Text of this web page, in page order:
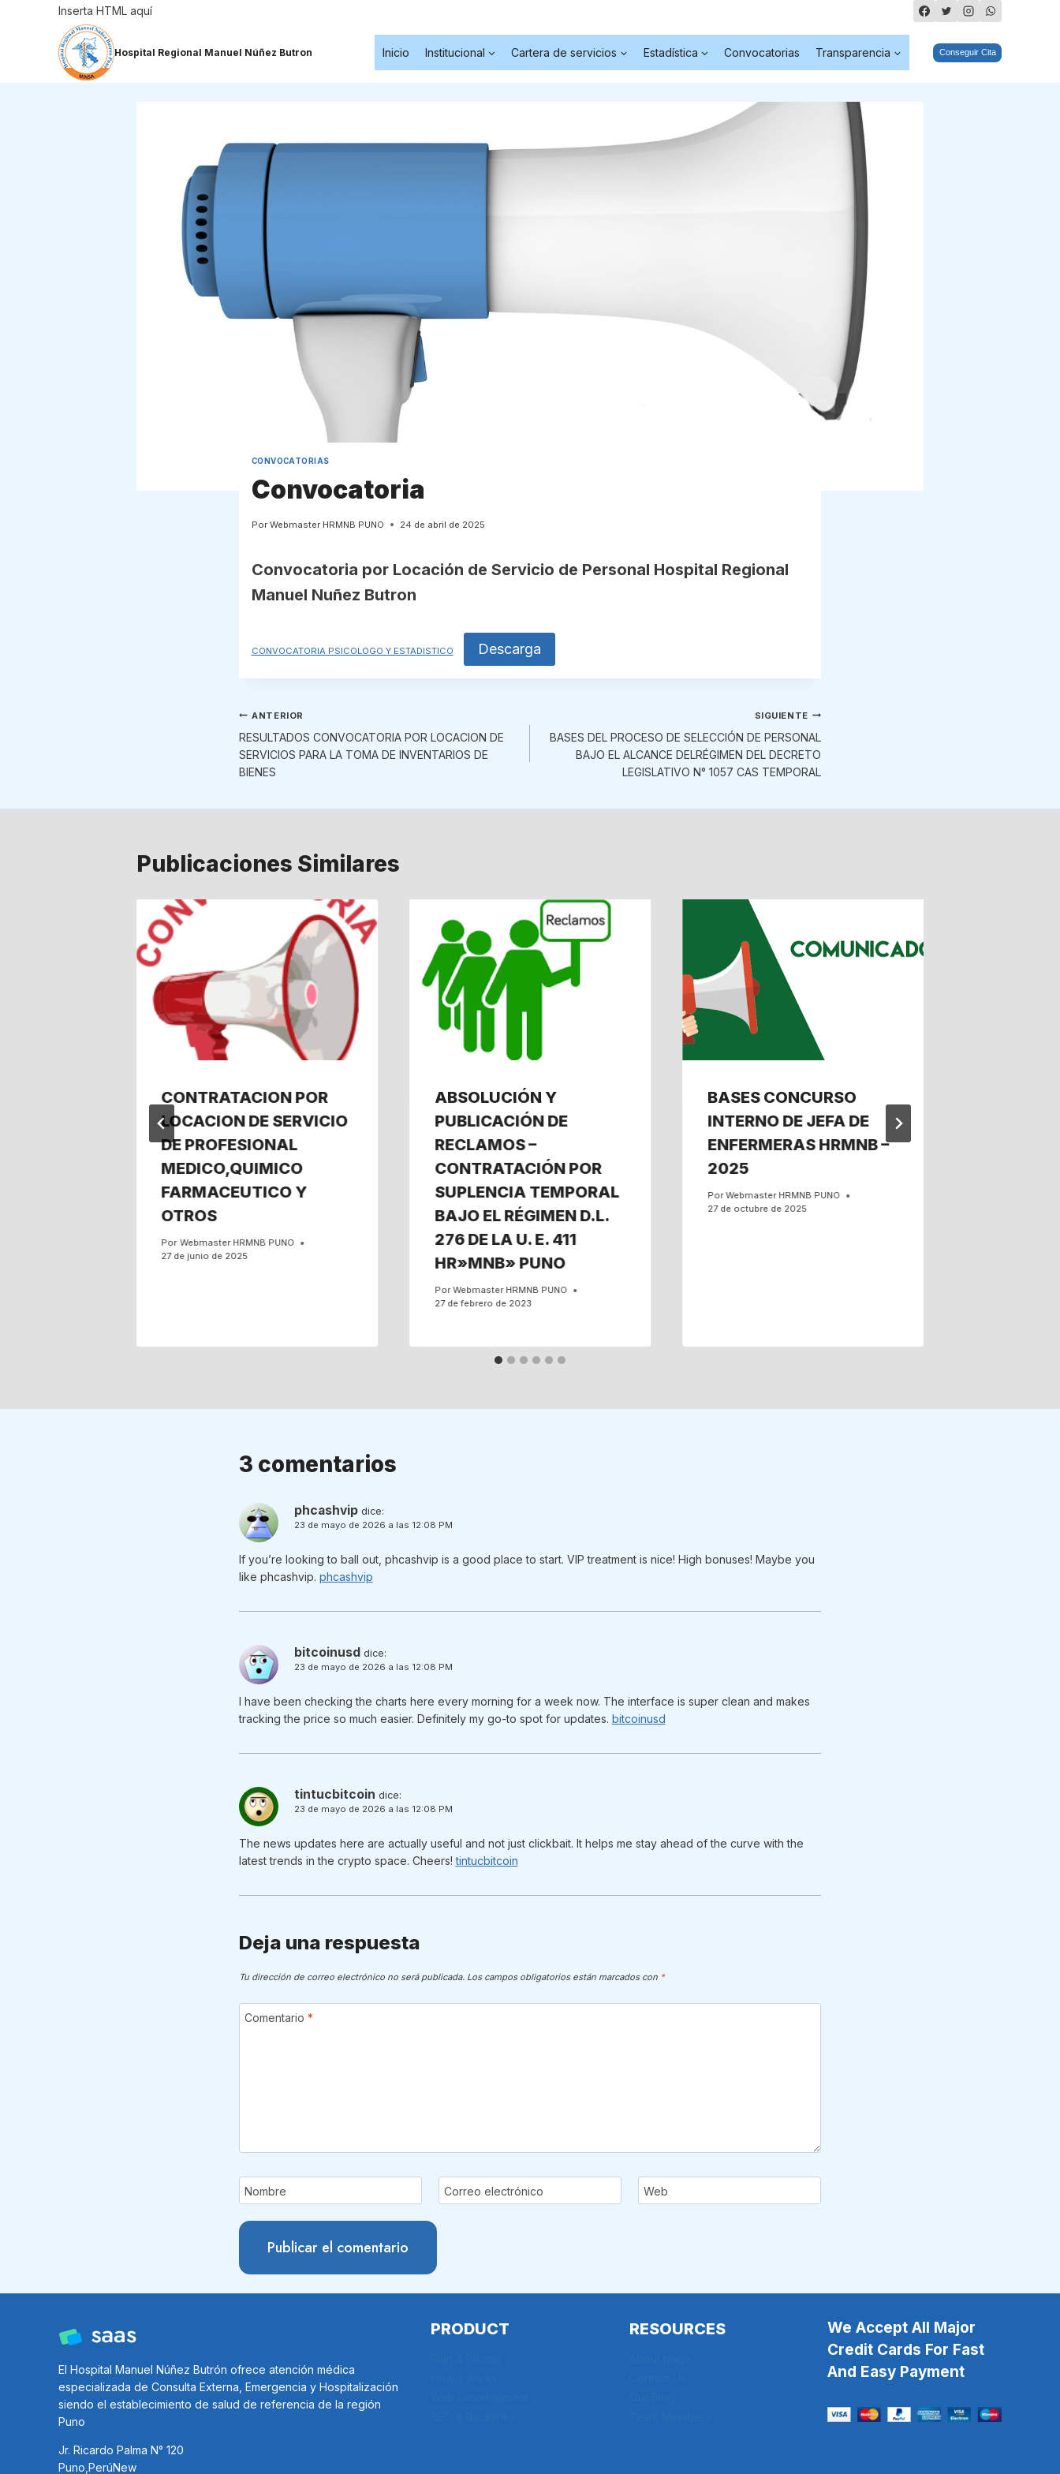
Inserta HTML aquí
Hospital Regional Manuel Núñez Butron Inicio Institucional Cartera de servicios Estadística Convocatorias Transparencia Conseguir Cita
CONVOCATORIAS
Convocatoria
Por Webmaster HRMNB PUNO 24 de abril de 2025
Convocatoria por Locación de Servicio de Personal Hospital Regional
Manuel Nuñez Butron
CONVOCATORIA PSICOLOGO Y ESTADISTICO Descarga
Navegación
de
ANTERIOR
RESULTADOS CONVOCATORIA POR LOCACION DE
SERVICIOS PARA LA TOMA DE INVENTARIOS DE
BIENES
SIGUIENTE
BASES DEL PROCESO DE SELECCIÓN DE PERSONAL
BAJO EL ALCANCE DELRÉGIMEN DEL DECRETO
LEGISLATIVO N° 1057 CAS TEMPORAL
Publicaciones Similares
CONTRATACION POR
LOCACION DE SERVICIO
DE PROFESIONAL
MEDICO,QUIMICO
FARMACEUTICO Y
OTROS
Por Webmaster HRMNB PUNO
27 de junio de 2025
ABSOLUCIÓN Y
PUBLICACIÓN DE
RECLAMOS –
CONTRATACIÓN POR
SUPLENCIA TEMPORAL
BAJO EL RÉGIMEN D.L.
276 DE LA U. E. 411
HR»MNB» PUNO
Por Webmaster HRMNB PUNO
27 de febrero de 2023
BASES CONCURSO
INTERNO DE JEFA DE
ENFERMERAS HRMNB –
2025
Por Webmaster HRMNB PUNO
27 de octubre de 2025
3 comentarios
phcashvip dice:
23 de mayo de 2026 a las 12:08 PM
If you’re looking to ball out, phcashvip is a good place to start. VIP treatment is nice! High bonuses! Maybe you
like phcashvip. phcashvip
bitcoinusd dice:
23 de mayo de 2026 a las 12:08 PM
I have been checking the charts here every morning for a week now. The interface is super clean and makes
tracking the price so much easier. Definitely my go-to spot for updates. bitcoinusd
tintucbitcoin dice:
23 de mayo de 2026 a las 12:08 PM
The news updates here are actually useful and not just clickbait. It helps me stay ahead of the curve with the
latest trends in the crypto space. Cheers!tintucbitcoin
Deja una respuesta
Tu dirección de correo electrónico no será publicada. Los campos obligatorios están marcados con *
Comentario *
Nombre Correo electrónico Web
El Hospital Manuel Núñez Butrón ofrece atención médica
especializada de Consulta Externa, Emergencia y Hospitalización
siendo el establecimiento de salud de referencia de la región
Puno
Jr. Ricardo Palma N° 120
Puno,PerúNew
PRODUCT RESOURCES
We Accept All Major
Credit Cards For Fast
And Easy Payment